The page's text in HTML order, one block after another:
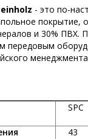
- это по-
покрытие,
и 30% ПВХ.
передовым
SPC
43